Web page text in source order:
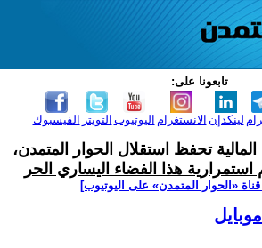
تابعونا على:
الفيسبوك التويتر اليوتيوب الانستغرام لينكدإن
تحفظ استقلال الحوار المتمدن،
هذا الفضاء اليساري الحر
‫«الحوار المتمدن» على اليوتيوب]